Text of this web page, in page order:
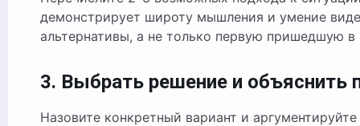
демонстрирует широту мышления и умение
альтернативы, а не только первую пришедшую в
3. Выбрать решение и объяснить
Назовите конкретный вариант и